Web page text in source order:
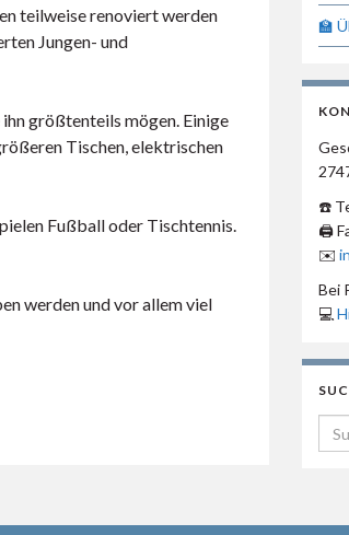
teilweise renoviert werden
Jungen- und
größtenteils mögen. Einige
Tischen, elektrischen
Fußball oder Tischtennis.
werden und vor allem viel
🏫
☎️
🖨
✉️
Bei
💻